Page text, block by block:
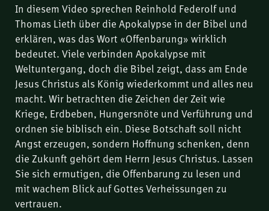
In diesem Video sprechen Reinhold Federolf und
Thomas Lieth über die Apokalypse in der Bibel und
erklären, was das Wort «Offenbarung» wirklich
bedeutet. Viele verbinden Apokalypse mit
Weltuntergang, doch die Bibel zeigt, dass am Ende
Jesus Christus als König wiederkommt und alles neu
macht. Wir betrachten die Zeichen der Zeit wie
Kriege, Erdbeben, Hungersnöte und Verführung und
ordnen sie biblisch ein. Diese Botschaft soll nicht
Angst erzeugen, sondern Hoffnung schenken, denn
die Zukunft gehört dem Herrn Jesus Christus. Lassen
Sie sich ermutigen, die Offenbarung zu lesen und
mit wachem Blick auf Gottes Verheissungen zu
vertrauen.